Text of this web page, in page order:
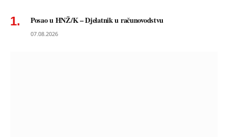
Posao u HNŽ/K – Djelatnik u računovodstvu
07.08.2026